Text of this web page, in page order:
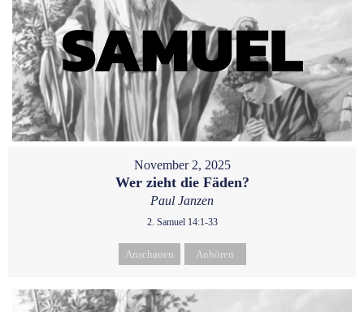
November 2, 2025
Wer zieht die Fäden?
Paul Janzen
2. Samuel 14:1-33
Anschauen Anhören